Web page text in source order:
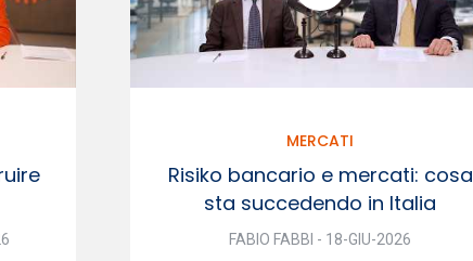
MERCATI
Risiko bancario e mercati: cosa
sta succedendo in Italia
FABIO FABBI - 18-GIU-2026